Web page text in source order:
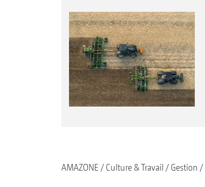
AMAZONE Culture & Travail Gestion